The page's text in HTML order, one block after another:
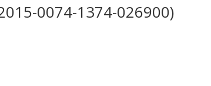
0074-1374-026900)